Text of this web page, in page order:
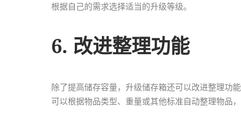
根据自己的需求选择适当的升级等级。
6. 改进整理功能
除了提高储存容量，升级储存箱还可以改进整理功
可以根据物品类型、重量或其他标准自动整理物品